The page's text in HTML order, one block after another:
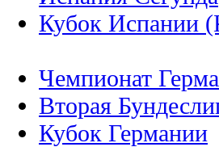
Кубок Испании
Чемпионат
Вторая
Кубок Германии